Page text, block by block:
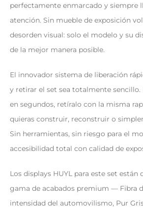
perfectamente enmarcado y siempre
atención. Sin mueble de exposición
desorden visual: solo el modelo y su
de la mejor manera posible.
El innovador sistema de liberación
y retirar el set sea totalmente sencillo.
en segundos, retíralo con la misma
quieras construir, reconstruir o
Sin herramientas, sin riesgo para el
accesibilidad total con calidad de
Los displays HUYL para este set están
gama de acabados premium — Fibra
intensidad del automovilismo, Pur